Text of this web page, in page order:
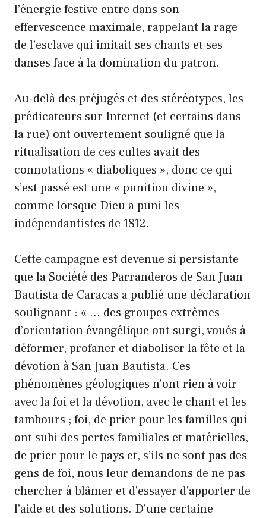
l’énergie festive entre dans son
effervescence maximale, rappelant la rage
de l’esclave qui imitait ses chants et ses
danses face à la domination du patron.
Au-delà des préjugés et des stéréotypes, les
prédicateurs sur Internet (et certains dans
la rue) ont ouvertement souligné que la
ritualisation de ces cultes avait des
connotations « diaboliques », donc ce qui
s’est passé est une « punition divine »,
comme lorsque Dieu a puni les
indépendantistes de 1812.
Cette campagne est devenue si persistante
que la Société des Parranderos de San Juan
Bautista de Caracas a publié une déclaration
soulignant : « … des groupes extrêmes
d’orientation évangélique ont surgi, voués à
déformer, profaner et diaboliser la fête et la
dévotion à San Juan Bautista. Ces
phénomènes géologiques n’ont rien à voir
avec la foi et la dévotion, avec le chant et les
tambours ; foi, de prier pour les familles qui
ont subi des pertes familiales et matérielles,
de prier pour le pays et, s’ils ne sont pas des
gens de foi, nous leur demandons de ne pas
chercher à blâmer et d’essayer d’apporter de
l’aide et des solutions. D’une certaine